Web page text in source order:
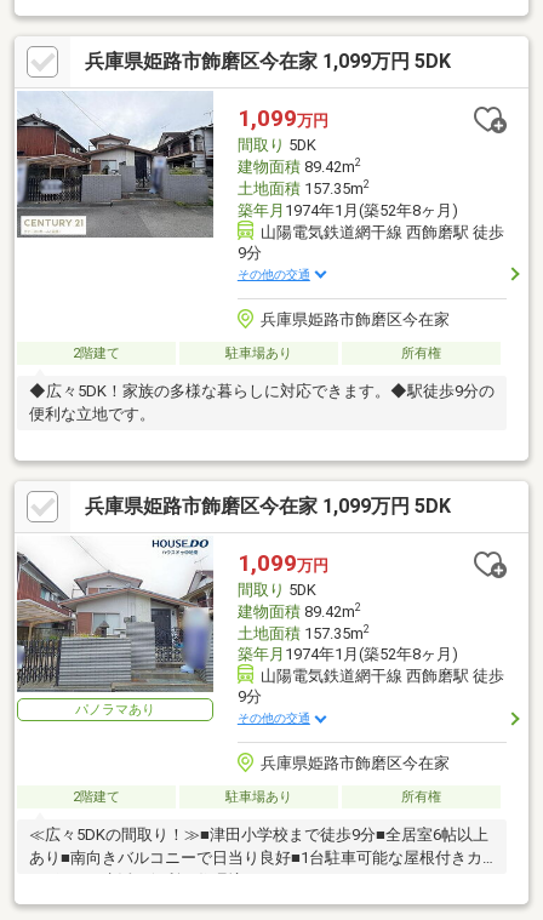
ー徒歩10分圏内です☆
兵庫県姫路市飾磨区今在家 1,099万円 5DK
1,099万円
間取り 5DK
建物面積89.42m2
土地面積157.35m2
築年月 1974年1月(築52年8ヶ月)
山陽電気鉄道網干線 西飾磨駅 徒歩
9分
その他の交通
兵庫県姫路市飾磨区今在家
2階建て 駐車場あり 所有権
◆広々5DK！家族の多様な暮らしに対応できます。◆駅徒歩9分の
便利な立地です。
兵庫県姫路市飾磨区今在家 1,099万円 5DK
パノラマあり
1,099万円
間取り 5DK
建物面積89.42m2
土地面積157.35m2
築年月 1974年1月(築52年8ヶ月)
山陽電気鉄道網干線 西飾磨駅 徒歩
9分
その他の交通
兵庫県姫路市飾磨区今在家
2階建て 駐車場あり 所有権
≪広々5DKの間取り！≫■津田小学校まで徒歩9分■全居室6帖以上
あり■南向きバルコニーで日当り良好■1台駐車可能な屋根付きカ